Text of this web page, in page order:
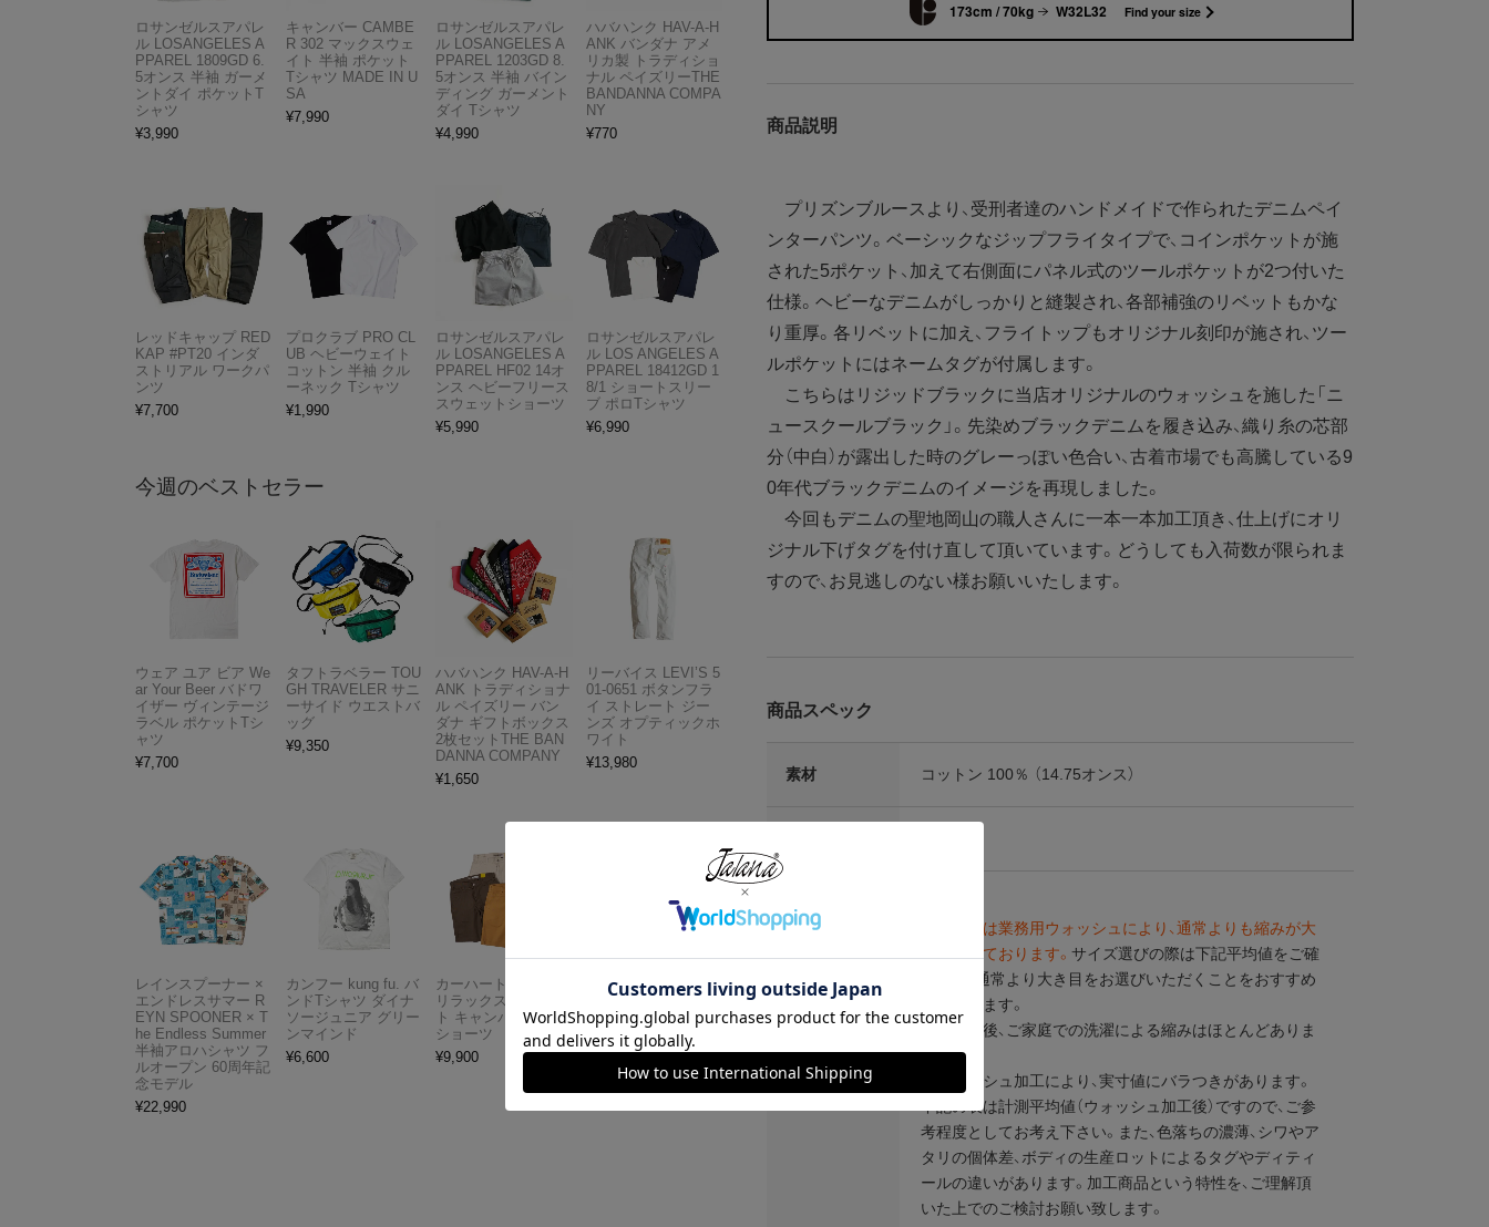
173cm / 70kg W32L32 Find your size
商品説明
プリズンブルースより、受刑者達のハンドメイドで作られたデニムペイ
ンターパンツ。ベーシックなジップフライタイプで、コインポケットが施
された5ポケット、加えて右側面にパネル式のツールポケットが2つ付いた
仕様。ヘビーなデニムがしっかりと縫製され、各部補強のリベットもかな
り重厚。各リベットに加え、フライトップもオリジナル刻印が施され、ツー
ルポケットにはネームタグが付属します。
こちらはリジッドブラックに当店オリジナルのウォッシュを施した「ニ
ュースクールブラック」。先染めブラックデニムを履き込み、織り糸の芯部
分（中白）が露出した時のグレーっぽい色合い、古着市場でも高騰している9
0年代ブラックデニムのイメージを再現しました。
今回もデニムの聖地岡山の職人さんに一本一本加工頂き、仕上げにオリ
ジナル下げタグを付け直して頂いています。どうしても入荷数が限られま
すので、お見逃しのない様お願いいたします。
商品スペック
素材 コットン 100％ （14.75オンス）
注意点等
※当商品は業務用ウォッシュにより、通常よりも縮みが大
きくなっております。 サイズ選びの際は下記平均値をご確
認の上、通常より大き目をお選びいただくことをおすすめ
しております。
※ご購入後、ご家庭での洗濯による縮みはほとんどありま
せん。
※ウォッシュ加工により、実寸値にバラつきがあります。
下記の表は計測平均値（ウォッシュ加工後）ですので、ご参
考程度としてお考え下さい。また、色落ちの濃薄、シワやア
タリの個体差、ボディの生産ロットによるタグやディティ
ールの違いがあります。加工商品という特性を、ご理解頂
いた上でのご検討お願い致します。
ロサンゼルスアパレ
ル LOSANGELES A
PPAREL 1809GD 6.
5オンス 半袖 ガーメ
ントダイ ポケットT
シャツ
¥3,990
キャンバー CAMBE
R 302 マックスウェ
イト 半袖 ポケット
Tシャツ MADE IN U
SA
¥7,990
ロサンゼルスアパレ
ル LOSANGELES A
PPAREL 1203GD 8.
5オンス 半袖 バイン
ディング ガーメント
ダイ Tシャツ
¥4,990
ハバハンク HAV-A-H
ANK バンダナ アメ
リカ製 トラディショ
ナル ペイズリーTHE
BANDANNA COMPA
NY
¥770
レッドキャップ RED
KAP #PT20 インダ
ストリアル ワークパ
ンツ
¥7,700
プロクラブ PRO CL
UB ヘビーウェイト
コットン 半袖 クル
ーネック Tシャツ
¥1,990
ロサンゼルスアパレ
ル LOSANGELES A
PPAREL HF02 14オ
ンス ヘビーフリース
スウェットショーツ
¥5,990
ロサンゼルスアパレ
ル LOS ANGELES A
PPAREL 18412GD 1
8/1 ショートスリー
ブ ポロTシャツ
¥6,990
今週のベストセラー
ウェア ユア ビア We
ar Your Beer バドワ
イザー ヴィンテージ
ラベル ポケットTシ
ャツ
¥7,700
タフトラベラー TOU
GH TRAVELER サニ
ーサイド ウエストバ
ッグ
¥9,350
ハバハンク HAV-A-H
ANK トラディショナ
ル ペイズリー バン
ダナ ギフトボックス
2枚セットTHE BAN
DANNA COMPANY
¥1,650
リーバイス LEVI’S 5
01-0651 ボタンフラ
イ ストレート ジー
ンズ オプティックホ
ワイト
¥13,980
レインスプーナー ×
エンドレスサマー R
EYN SPOONER × T
he Endless Summer
半袖アロハシャツ フ
ルオープン 60周年記
念モデル
¥22,990
カンフー kung fu. バ
ンドTシャツ ダイナ
ソージュニア グリー
ンマインド
¥6,600
カーハート Carhartt
リラックスドフィッ
ト キャンバスワーク
ショーツ
¥9,900
アメリカンクラシッ
クス AMERICAN CL
ASSICS ムービーT
シャツ フォレストガ
ンプ ロゴ＆ベンチ
5,747